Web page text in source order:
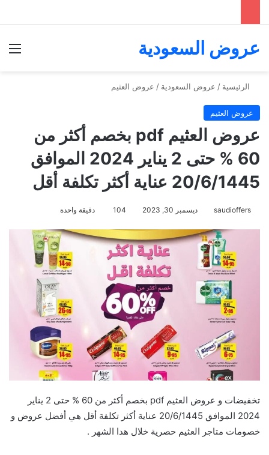
عروض السعودية
الرئيسية / عروض السعودية / عروض العثيم
عروض العثيم
عروض العثيم pdf بخصم أكثر من
60 % حتى 2 يناير 2024 الموافق
20/6/1445 عناية أكثر تكلفة أقل
saudioffers ديسمبر 30, 2023 104 دقيقة واحدة
تخفيضات و عروض العثيم pdf بخصم أكثر من 60 % حتى 2 يناير
2024 الموافق 20/6/1445 عناية أكثر تكلفة أقل هي أفضل عروض و
خصومات متاجر العثيم حصرية خلال هدا الشهر .